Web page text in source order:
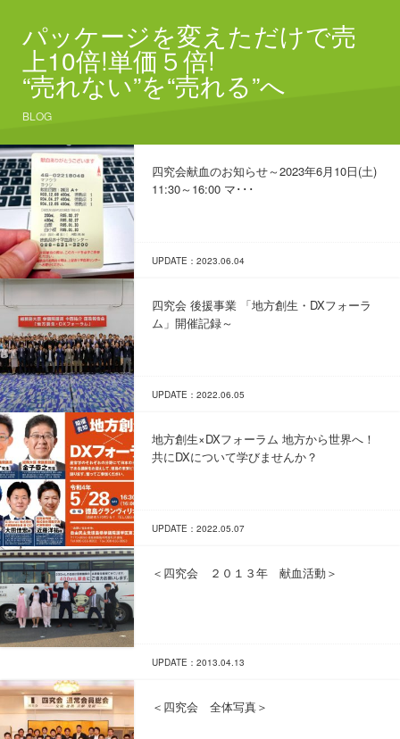
パッケージを変えただけで売
上10倍!単価５倍!
“売れない”を“売れる”へ
BLOG
四究会献血のお知らせ～2023年6月10日(土)
11:30～16:00 マ･･･
UPDATE：2023.06.04
四究会 後援事業 「地方創生・DXフォーラ
ム」開催記録～
UPDATE：2022.06.05
地方創生×DXフォーラム 地方から世界へ！
共にDXについて学びませんか？
UPDATE：2022.05.07
＜四究会 ２０１３年 献血活動＞
UPDATE：2013.04.13
＜四究会 全体写真＞